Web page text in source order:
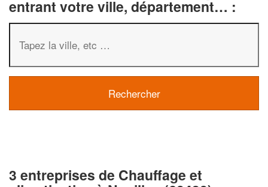
entrant votre ville, département… :
3 entreprises de Chauffage et